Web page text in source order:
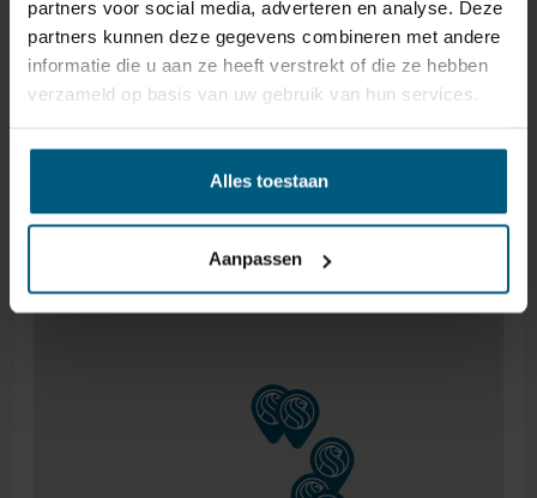
partners voor social media, adverteren en analyse. Deze
partners kunnen deze gegevens combineren met andere
informatie die u aan ze heeft verstrekt of die ze hebben
verzameld op basis van uw gebruik van hun services.
Alles toestaan
Aanpassen
€1000,- GRATIS.